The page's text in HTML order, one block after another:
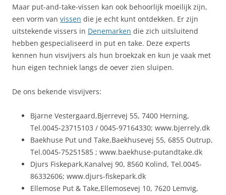
Maar put-and-take-vissen kan ook behoorlijk moeilijk zijn,
een vorm van vissen die je echt kunt ontdekken. Er zijn
uitstekende vissers in Denemarken die zich uitsluitend
hebben gespecialiseerd in put en take. Deze experts
kennen hun visvijvers als hun broekzak en kun je vaak met
hun eigen techniek langs de oever zien sluipen.
De ons bekende visvijvers:
Bjarne Vestergaard,Bjerrevej 55, 7400 Herning,
Tel.0045-23715103 / 0045-97164330; www.bjerrely.dk
Baekhuse Put und Take,Baekhusevej 55, 6855 Outrup,
Tel.0045-75251585 ; www.baekhuse-putandtake.dk
Djurs Fiskepark,Kanalvej 90, 8560 Kolind, Tel.0045-
86332606; www.djurs-fiskepark.dk
Ellemose Put & Take,Ellemosevej 10, 7620 Lemvig,